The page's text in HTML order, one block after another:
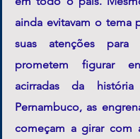
ainda evitavam o tema
suas atenções para
prometem figurar
acirradas da
Pernambuco, as
começam a girar com